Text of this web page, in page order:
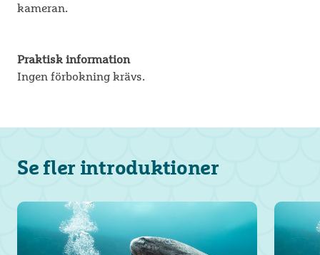
kameran.
Praktisk information
Ingen förbokning krävs.
Se fler introduktioner